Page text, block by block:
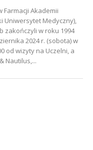
Akademii
Uniwersytet Medyczny),
zakończyli w roku 1994
2024 r. (sobota) w
od wizyty na Uczelni, a
Nautilus,...